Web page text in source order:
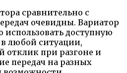
сравнительно с
очевидны. Вариатор
использовать доступную
любой ситуации,
отклик при разгоне и
передач на разных